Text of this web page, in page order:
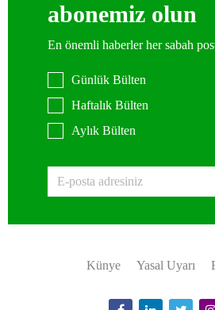
abonemiz olun
En önemli haberler her sabah
Günlük Bülten
Haftalık Bülten
Aylık Bülten
Künye Yasal Uyarı